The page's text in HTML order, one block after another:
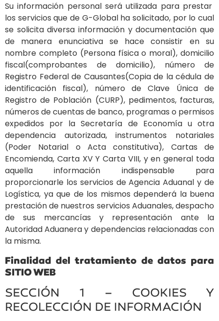
Su información personal será utilizada para prestar
los servicios que de G-Global ha solicitado, por lo cual
se solicita diversa información y documentación que
de manera enunciativa se hace consistir en su
nombre completo (Persona física o moral), domicilio
fiscal(comprobantes de domicilio), número de
Registro Federal de Causantes(Copia de la cédula de
identificación fiscal), número de Clave Única de
Registro de Población (CURP), pedimentos, facturas,
números de cuentas de banco, programas o permisos
expedidos por la Secretaría de Economía u otra
dependencia autorizada, instrumentos notariales
(Poder Notarial o Acta constitutiva), Cartas de
Encomienda, Carta XV Y Carta VIII, y en general toda
aquella información indispensable para
proporcionarle los servicios de Agencia Aduanal y de
Logística, ya que de los mismos dependerá la buena
prestación de nuestros servicios Aduanales, despacho
de sus mercancías y representación ante la
Autoridad Aduanera y dependencias relacionadas con
la misma.
Finalidad del tratamiento de datos para
SITIO WEB
SECCIÓN 1 – COOKIES Y
RECOLECCIÓN DE INFORMACIÓN